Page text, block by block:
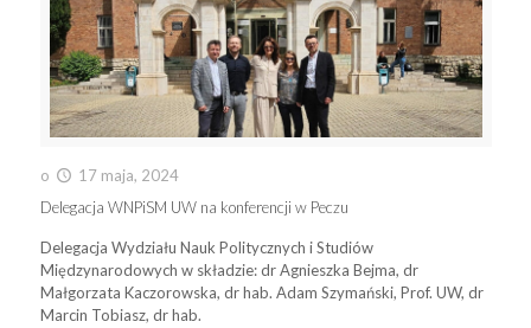
o
17 maja, 2024
Delegacja WNPiSM UW na konferencji w Peczu
Delegacja Wydziału Nauk Politycznych i Studiów
Międzynarodowych w składzie: dr Agnieszka Bejma, dr
Małgorzata Kaczorowska, dr hab. Adam Szymański, Prof. UW, dr
Marcin Tobiasz, dr hab.